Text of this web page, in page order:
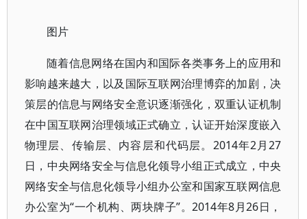
图片
随着信息网络在国内和国际各类事务上的应用和
影响越来越大，以及国际互联网治理博弈的加剧，决
策层的信息与网络安全意识逐渐强化，双重认证机制
在中国互联网治理领域正式确立，认证开始深度嵌入
物理层、传输层、内容层和代码层。2014年2月27
日，中央网络安全与信息化领导小组正式成立，中央
网络安全与信息化领导小组办公室和国家互联网信息
办公室为“一个机构、两块牌子”。2014年8月26日，